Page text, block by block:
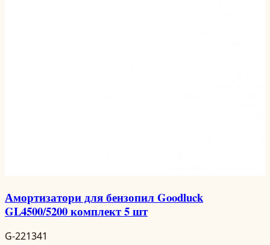
Амортизатори для бензопил Goodluck
GL4500/5200 комплект 5 шт
G-221341